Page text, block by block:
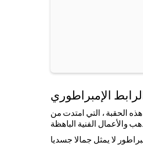
الإمبراطوري
الحقبة ، التي امتدت من
لا يمثل جمالا جسديا